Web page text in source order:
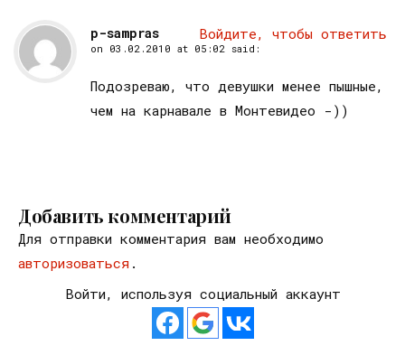
p-sampras
on 03.02.2010 at 05:02 said:
Подозреваю, что девушки менее пышные,
чем на карнавале в Монтевидео -))
Войдите, чтобы ответить
Добавить комментарий
Для отправки комментария вам необходимо
авторизоваться .
Войти, используя социальный аккаунт